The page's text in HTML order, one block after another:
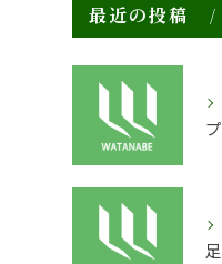
最近の投稿